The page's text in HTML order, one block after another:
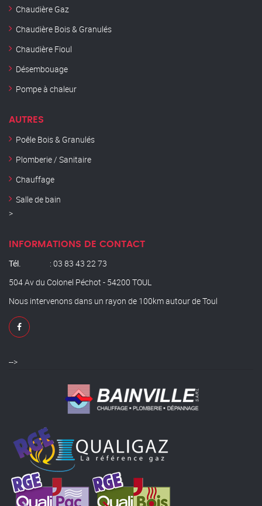
Chaudière Gaz
Chaudière Bois & Granulés
Chaudière Fioul
Désembouage
Pompe à chaleur
AUTRES
Poêle Bois & Granulés
Plomberie / Sanitaire
Chauffage
Salle de bain
>
INFORMATIONS DE CONTACT
Tél.
: 03 83 43 22 73
504 Av du Colonel Péchot - 54200 TOUL
Nous intervenons dans un rayon de 100km autour de Toul
-->